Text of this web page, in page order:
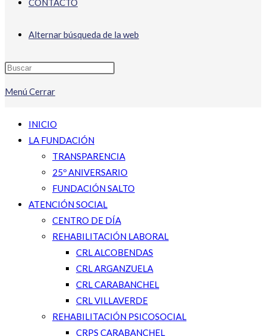
CONTACTO
Alternar búsqueda de la web
Menú Cerrar
INICIO
LA FUNDACIÓN
TRANSPARENCIA
25º ANIVERSARIO
FUNDACIÓN SALTO
ATENCIÓN SOCIAL
CENTRO DE DÍA
REHABILITACIÓN LABORAL
CRL ALCOBENDAS
CRL ARGANZUELA
CRL CARABANCHEL
CRL VILLAVERDE
REHABILITACIÓN PSICOSOCIAL
CRPS CARABANCHEL